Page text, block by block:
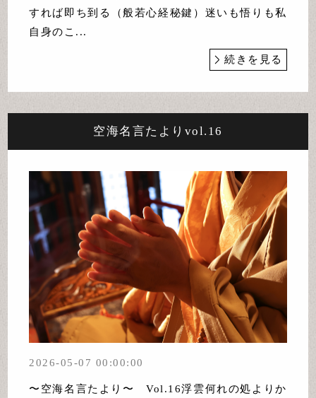
すれば即ち到る（般若心経秘鍵）迷いも悟りも私
自身のこ...
続きを見る
空海名言たよりvol.16
2026-05-07 00:00:00
〜空海名言たより〜 Vol.16浮雲何れの処よりか